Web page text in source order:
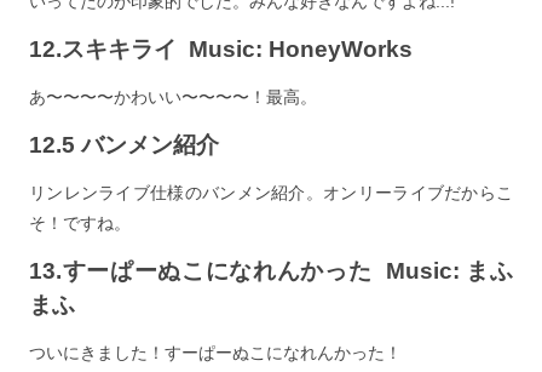
12.スキキライ Music: HoneyWorks
あ〜〜〜〜かわいい〜〜〜〜！最高。
12.5 バンメン紹介
リンレンライブ仕様のバンメン紹介。オンリーライブだからこ
そ！ですね。
13.すーぱーぬこになれんかった Music: まふ
まふ
ついにきました！すーぱーぬこになれんかった！